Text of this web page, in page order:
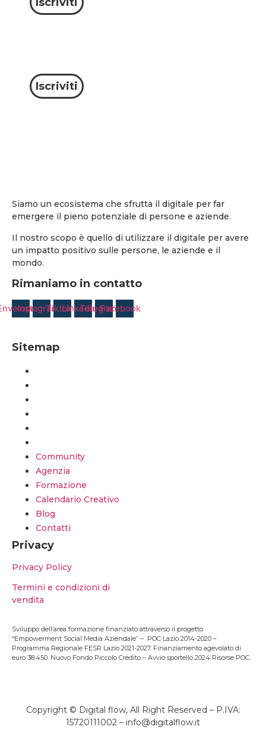
Iscriviti
Siamo un ecosistema che sfrutta il digitale per far
emergere il pieno potenziale di persone e aziende.
Il nostro scopo è quello di utilizzare il digitale per avere
un impatto positivo sulle persone, le aziende e il
mondo.
Rimaniamo in contatto
InstagramTiktokLinkedinTelegramFacebook
Sitemap
Community
Agenzia
Formazione
Calendario Creativo
Blog
Contatti
Privacy
Privacy Policy
Termini e condizioni di
vendita
Sviluppo dell’area formazione finanziato attraverso il progetto
“Empowerment Social Media Aziendale” – POC Lazio 2014-2020 –
Programma Regionale FESR Lazio 2021-2027. Finanziamento agevolato di
euro 38.450. Nuovo Fondo Piccolo Credito – Avvio sportello 2024 Risorse POC.
Copyright © Digital flow, All Right Reserved – P.IVA:
15720111002 – info@digitalflow.it